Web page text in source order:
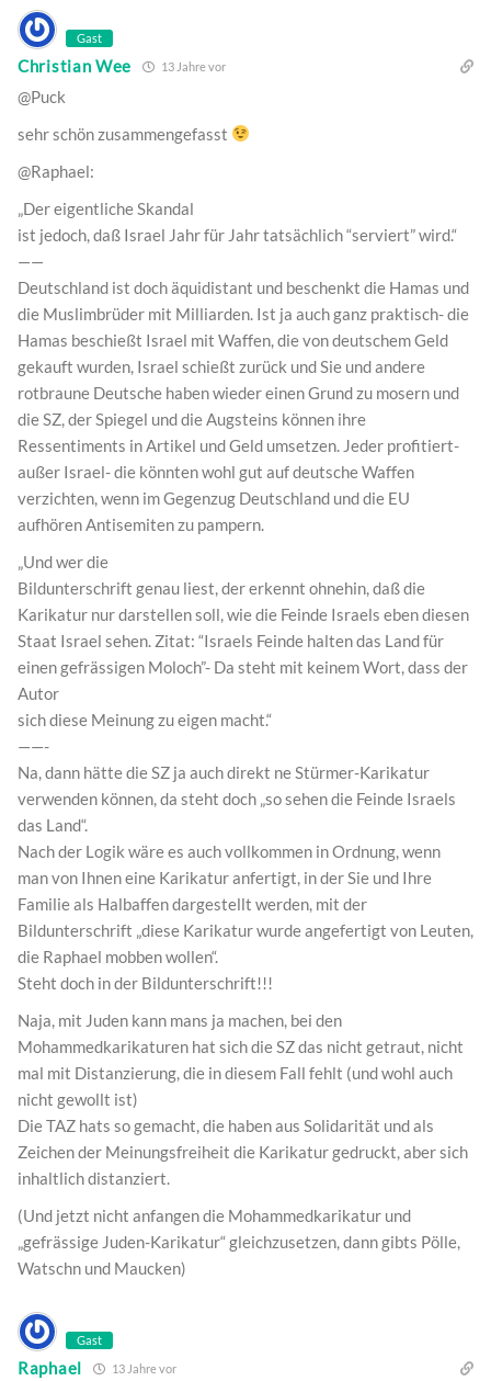
Gast
Christian Wee 13 Jahre vor
@Puck
sehr schön zusammengefasst
@Raphael:
„Der eigentliche Skandal
ist jedoch, daß Israel Jahr für Jahr tatsächlich “serviert” wird.“
——
Deutschland ist doch äquidistant und beschenkt die Hamas und
die Muslimbrüder mit Milliarden. Ist ja auch ganz praktisch- die
Hamas beschießt Israel mit Waffen, die von deutschem Geld
gekauft wurden, Israel schießt zurück und Sie und andere
rotbraune Deutsche haben wieder einen Grund zu mosern und
die SZ, der Spiegel und die Augsteins können ihre
Ressentiments in Artikel und Geld umsetzen. Jeder profitiert-
außer Israel- die könnten wohl gut auf deutsche Waffen
verzichten, wenn im Gegenzug Deutschland und die EU
aufhören Antisemiten zu pampern.
„Und wer die
Bildunterschrift genau liest, der erkennt ohnehin, daß die
Karikatur nur darstellen soll, wie die Feinde Israels eben diesen
Staat Israel sehen. Zitat: “Israels Feinde halten das Land für
einen gefrässigen Moloch”- Da steht mit keinem Wort, dass der
Autor
sich diese Meinung zu eigen macht.“
——-
Na, dann hätte die SZ ja auch direkt ne Stürmer-Karikatur
verwenden können, da steht doch „so sehen die Feinde Israels
das Land“.
Nach der Logik wäre es auch vollkommen in Ordnung, wenn
man von Ihnen eine Karikatur anfertigt, in der Sie und Ihre
Familie als Halbaffen dargestellt werden, mit der
Bildunterschrift „diese Karikatur wurde angefertigt von Leuten,
die Raphael mobben wollen“.
Steht doch in der Bildunterschrift!!!
Naja, mit Juden kann mans ja machen, bei den
Mohammedkarikaturen hat sich die SZ das nicht getraut, nicht
mal mit Distanzierung, die in diesem Fall fehlt (und wohl auch
nicht gewollt ist)
Die TAZ hats so gemacht, die haben aus Solidarität und als
Zeichen der Meinungsfreiheit die Karikatur gedruckt, aber sich
inhaltlich distanziert.
(Und jetzt nicht anfangen die Mohammedkarikatur und
„gefrässige Juden-Karikatur“ gleichzusetzen, dann gibts Pölle,
Watschn und Maucken)
Gast
Raphael 13 Jahre vor